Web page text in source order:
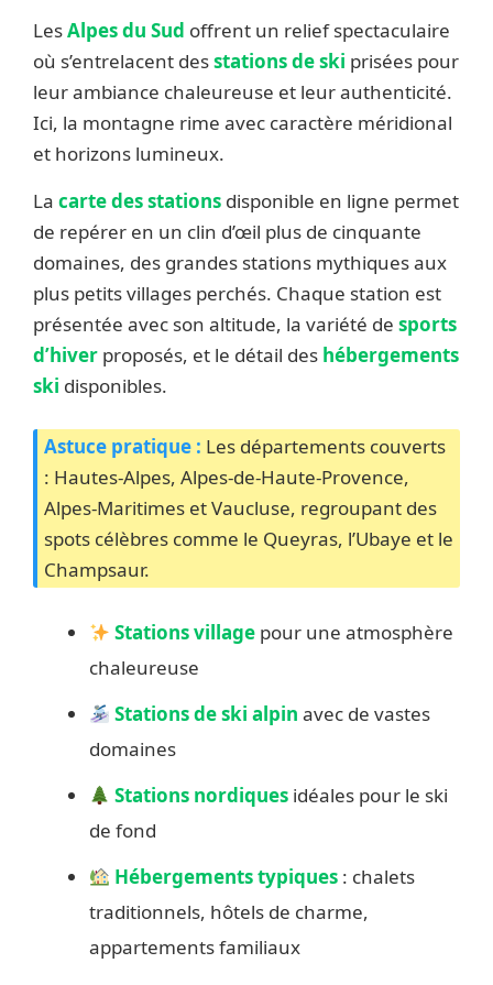
LesAlpes du Sud offrent un relief spectaculaire
où s’entrelacent desstations de ski prisées pour
leur ambiance chaleureuse et leur authenticité.
Ici, la montagne rime avec caractère méridional
et horizons lumineux.
La carte des stations disponible en ligne permet
de repérer en un clin d’œil plus de cinquante
domaines, des grandes stations mythiques aux
plus petits villages perchés. Chaque station est
présentée avec son altitude, la variété de sports
d’hiver proposés, et le détail des hébergements
ski disponibles.
Astuce pratique : Les départements couverts
: Hautes-Alpes, Alpes-de-Haute-Provence,
Alpes-Maritimes et Vaucluse, regroupant des
spots célèbres comme le Queyras, l’Ubaye et le
Champsaur.
Stations village pour une atmosphère
chaleureuse
Stations de ski alpin avec de vastes
domaines
Stations nordiques idéales pour le ski
de fond
Hébergements typiques : chalets
traditionnels, hôtels de charme,
appartements familiaux